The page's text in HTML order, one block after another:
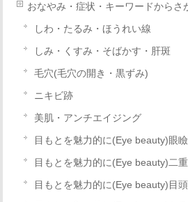
おなやみ・症状・キーワードからさ
しわ・たるみ・ほうれい線
しみ・くすみ・そばかす・肝斑
毛穴(毛穴の開き・黒ずみ)
ニキビ跡
美肌・アンチエイジング
目もとを魅力的に(Eye beauty)眼
目もとを魅力的に(Eye beauty)二重
目もとを魅力的に(Eye beauty)目